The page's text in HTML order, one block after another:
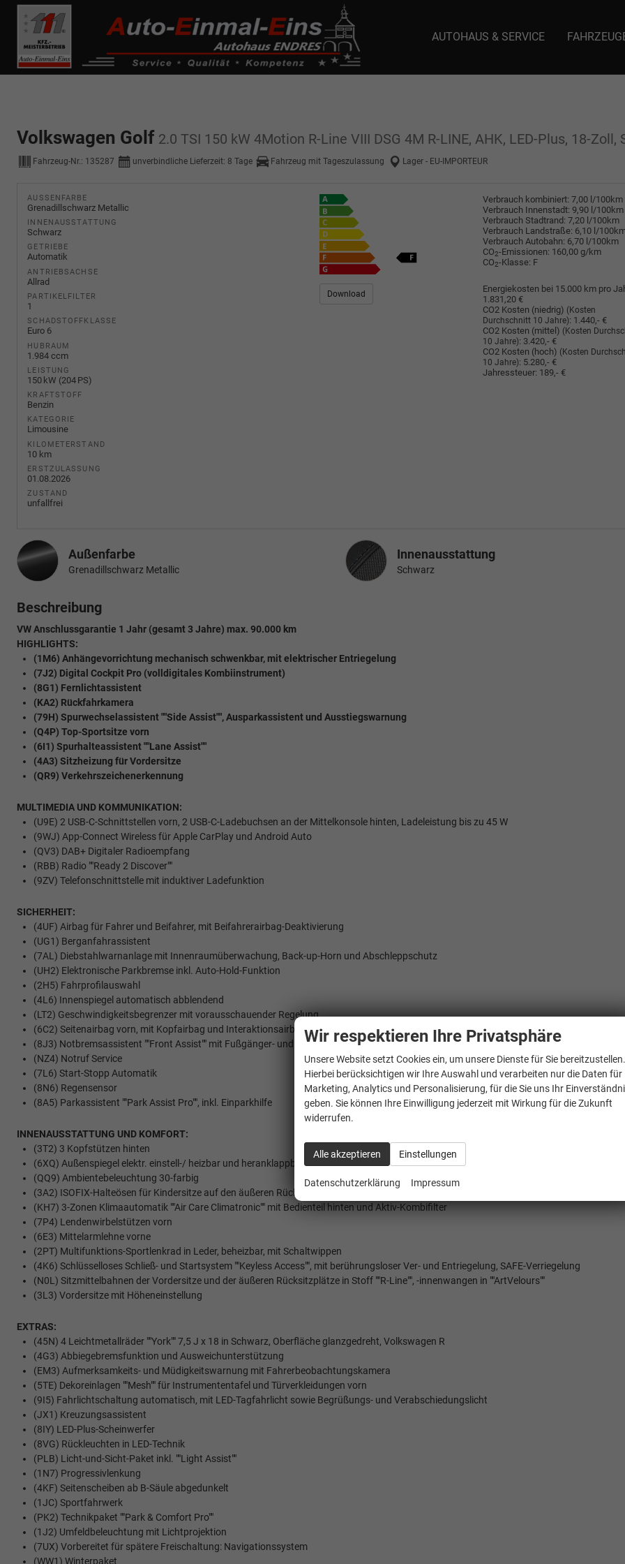
------------ Host Name : selector1._domainkey Points to address or value: selector1-aee-de0k._domainkey.autoeinmaleins.onmicrosoft.com Host
de0k._domainkey.autoeinmaleins.onmicrosoft.com
AUTOHAUS & SERVICE
Volkswagen Golf 2.0 TSI 150 kW 4Motion R-Line VIII DSG 4M R-LINE, AHK, LED-Plus, 18-
Fahrzeug-Nr.: 135287 unverbindliche Lieferzeit: 8 Tage Fahrzeug mit Tageszulassung Lager - EU-IMPORTEUR
AUSSENFARBE
Grenadillschwarz Metallic
INNENAUSSTATTUNG
Schwarz
GETRIEBE
Automatik
ANTRIEBSACHSE
Allrad
PARTIKELFILTER
1
SCHADSTOFFKLASSE
Euro 6
HUBRAUM
1.984 ccm
LEISTUNG
150 kW (204 PS)
KRAFTSTOFF
Benzin
KATEGORIE
Limousine
KILOMETERSTAND
10 km
ERSTZULASSUNG
01.08.2026
ZUSTAND
unfallfrei
Verbrauch kombiniert: 7,00 l/100km
Verbrauch Innenstadt: 9,90 l/100km
Verbrauch Stadtrand: 7,20 l/100km
Verbrauch Landstraße: 6,10 l/
Verbrauch Autobahn: 6,70 l/100km
CO2-Emissionen: 160,00 g/km
CO2-Klasse: F
Download
Energiekosten bei 15.000 km pro
1.831,20 €
CO2 Kosten (niedrig) (Kosten
Durchschnitt 10 Jahre): 1.440,- €
CO2 Kosten (mittel) (Kosten
10 Jahre): 3.420,- €
CO2 Kosten (hoch) (Kosten
10 Jahre): 5.280,- €
Jahressteuer: 189,- €
Außenfarbe
Grenadillschwarz Metallic
InnenausstattungInnenausstattung
Schwarz
Beschreibung
VW Anschlussgarantie 1 Jahr (gesamt 3 Jahre) max. 90.000 km
HIGHLIGHTS:
(1M6) Anhängevorrichtung mechanisch schwenkbar, mit elektrischer Entriegelung
(7J2) Digital Cockpit Pro (volldigitales Kombiinstrument)
(8G1) Fernlichtassistent
(KA2) Rückfahrkamera
(79H) Spurwechselassistent ""Side Assist"", Ausparkassistent und Ausstiegswarnung
(Q4P) Top-Sportsitze vorn
(6I1) Spurhalteassistent ""Lane Assist""
(4A3) Sitzheizung für Vordersitze
(QR9) Verkehrszeichenerkennung
MULTIMEDIA UND KOMMUNIKATION:
(U9E) 2 USB-C-Schnittstellen vorn, 2 USB-C-Ladebuchsen an der Mittelkonsole hinten, Ladeleistung bis zu 45 W
(9WJ) App-Connect Wireless für Apple CarPlay und Android Auto
(QV3) DAB+ Digitaler Radioempfang
(RBB) Radio ""Ready 2 Discover""
(9ZV) Telefonschnittstelle mit induktiver Ladefunktion
SICHERHEIT:
(4UF) Airbag für Fahrer und Beifahrer, mit Beifahrerairbag-Deaktivierung
(UG1) Berganfahrassistent
(7AL) Diebstahlwarnanlage mit Innenraumüberwachung, Back-up-Horn und Abschleppschutz
(UH2) Elektronische Parkbremse inkl. Auto-Hold-Funktion
(2H5) Fahrprofilauswahl
(4L6) Innenspiegel automatisch abblendend
(LT2) Geschwindigkeitsbegrenzer mit vorausschauender Regelung
(6C2) Seitenairbag vorn, mit Kopfairbag und Interaktionsairbag vorn
(8J3) Notbremsassistent ""Front Assist"" mit Fußgänger- und Radfahrererkennung
(NZ4) Notruf Service
(7L6) Start-Stopp Automatik
(8N6) Regensensor
(8A5) Parkassistent ""Park Assist Pro"", inkl. Einparkhilfe
INNENAUSSTATTUNG UND KOMFORT:
(3T2) 3 Kopfstützen hinten
(6XQ) Außenspiegel elektr. einstell-/ heizbar und heranklappbar
(QQ9) Ambientebeleuchtung 30-farbig
(3A2) ISOFIX-Halteösen für Kindersitze auf den äußeren Rücksitzen sowie auf dem Beifahrersitz, i-Size-kompatibel
(KH7) 3-Zonen Klimaautomatik ""Air Care Climatronic"" mit Bedienteil hinten und Aktiv-Kombifilter
(7P4) Lendenwirbelstützen vorn
(6E3) Mittelarmlehne vorne
(2PT) Multifunktions-Sportlenkrad in Leder, beheizbar, mit Schaltwippen
(4K6) Schlüsselloses Schließ- und Startsystem ""Keyless Access"", mit berührungsloser Ver- und Entriegelung, SAFE-Verriegelung
(N0L) Sitzmittelbahnen der Vordersitze und der äußeren Rücksitzplätze in Stoff ""R-Line"", -innenwangen in ""ArtVelours""
(3L3) Vordersitze mit Höheneinstellung
EXTRAS:
(45N) 4 Leichtmetallräder ""York"" 7,5 J x 18 in Schwarz, Oberfläche glanzgedreht, Volkswagen R
(4G3) Abbiegebremsfunktion und Ausweichunterstützung
(EM3) Aufmerksamkeits- und Müdigkeitswarnung mit Fahrerbeobachtungskamera
(5TE) Dekoreinlagen ""Mesh"" für Instrumententafel und Türverkleidungen vorn
(9I5) Fahrlichtschaltung automatisch, mit LED-Tagfahrlicht sowie Begrüßungs- und Verabschiedungslicht
(JX1) Kreuzungsassistent
(8IY) LED-Plus-Scheinwerfer
(8VG) Rückleuchten in LED-Technik
(PLB) Licht-und-Sicht-Paket inkl. ""Light Assist""
(1N7) Progressivlenkung
(4KF) Seitenscheiben ab B-Säule abgedunkelt
(1JC) Sportfahrwerk
(PK2) Technikpaket ""Park & Comfort Pro""
(1J2) Umfeldbeleuchtung mit Lichtprojektion
(7UX) Vorbereitet für spätere Freischaltung: Navigationssystem
(WW1) Winterpaket
Wir respektieren Ihre Privatsphäre
Unsere Website setzt Cookies ein, um unsere Dienste für Sie
Hierbei berücksichtigen wir Ihre Auswahl und verarbeiten nur die Daten für
Marketing, Analytics und Personalisierung, für die Sie uns Ihr
geben. Sie können Ihre Einwilligung jederzeit mit Wirkung für die Zukunft
widerrufen.
Alle akzeptieren Einstellungen
Datenschutzerklärung Impressum